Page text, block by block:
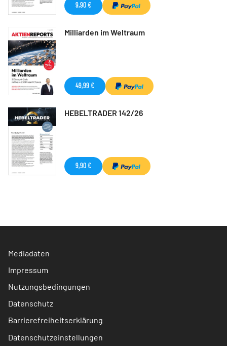
9,90 €
Milliarden im Weltraum
49,99 €
HEBELTRADER 142/26
9,90 €
Mediadaten
Impressum
Nutzungsbedingungen
Datenschutz
Barrierefreiheitserklärung
Datenschutzeinstellungen